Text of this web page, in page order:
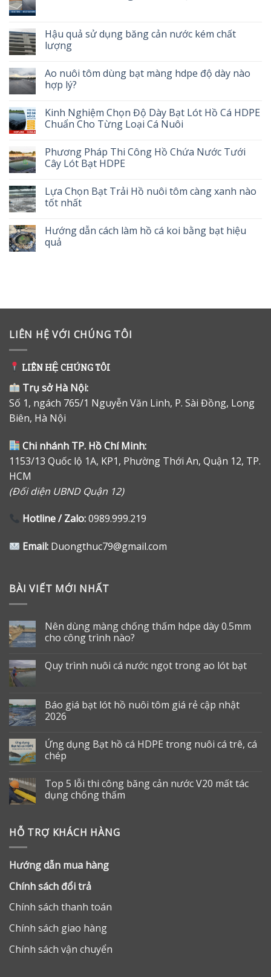
Hậu quả sử dụng băng cản nước kém chất
lượng
Ao nuôi tôm dùng bạt màng hdpe độ dày nào
hợp lý?
Kinh Nghiệm Chọn Độ Dày Bạt Lót Hồ Cá HDPE
Chuẩn Cho Từng Loại Cá Nuôi
Phương Pháp Thi Công Hồ Chứa Nước Tưới
Cây Lót Bạt HDPE
Lựa Chọn Bạt Trải Hồ nuôi tôm càng xanh nào
tốt nhất
Hướng dẫn cách làm hồ cá koi bằng bạt hiệu
quả
LIÊN HỆ VỚI CHÚNG TÔI
LIÊN HỆ CHÚNG TÔI
Trụ sở Hà Nội:
Số 1, ngách 765/1 Nguyễn Văn Linh, P. Sài Đồng, Long
Biên, Hà Nội
Chi nhánh TP. Hồ Chí Minh:
1153/13 Quốc lộ 1A, KP1, Phường Thới An, Quận 12, TP.
HCM
(Đối diện UBND Quận 12)
Hotline / Zalo:0989.999.219
Email: Duongthuc79@gmail.com
BÀI VIẾT MỚI NHẤT
Nên dùng màng chống thấm hdpe dày 0.5mm
cho công trình nào?
Quy trình nuôi cá nước ngọt trong ao lót bạt
Báo giá bạt lót hồ nuôi tôm giá rẻ cập nhật
2026
Ứng dụng Bạt hồ cá HDPE trong nuôi cá trê, cá
chép
Top 5 lỗi thi công băng cản nước V20 mất tác
dụng chống thấm
HỖ TRỢ KHÁCH HÀNG
Hướng dẫn mua hàng
Chính sách đổi trả
Chính sách thanh toán
Chính sách giao hàng
Chính sách vận chuyển